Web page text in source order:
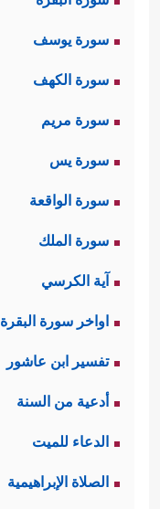
سورة يوسف
سورة الكهف
سورة مريم
سورة يس
سورة الواقعة
سورة الملك
آية الكرسي
اواخر سورة البقرة
تفسير ابن عاشور
أدعية من السنة
الدعاء للميت
الصلاة الإبراهيمية